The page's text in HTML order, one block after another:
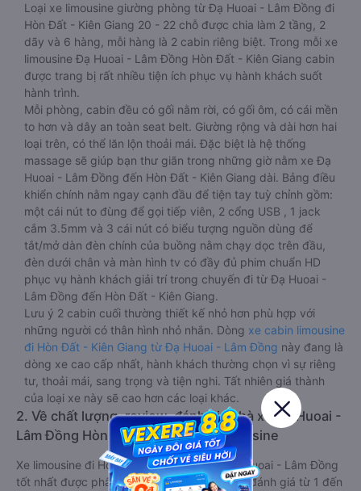
Loại xe limousine giường phòng từ Đạ Huoai - Lâm Đồng đi
Hòn Đất - Kiên Giang 20 - 22 chỗ được chia làm 2 tầng, 2
dãy và 6 hàng, mỗi hàng là 2 cabin riêng biệt. Trong mỗi xe
limousine Đạ Huoai - Lâm Đồng Hòn Đất - Kiên Giang cabin
được trang bị rất nhiều tiện ích phục vụ hành khách suốt
hành trình.
Mỗi phòng, cabin đều có gối nằm rời, có gối ôm, có cái mền
to hơn và dây an toàn seat belt. Giường rộng và dài hơn hai
loại trên, có thể lăn lộn thoải mái. Đặc biệt là hệ thống
massage sẽ giúp bạn thư giãn trong những giờ nằm xe Đạ
Huoai - Lâm Đồng đến Hòn Đất - Kiên Giang dài. Bảng điều
khiển chính nằm ngay cạnh đầu để tiện tay tuỳ chỉnh gồm:
một cái nút to đùng để gọi tiếp viên, 2 cổng USB , 1 jack
cắm 3.5mm và 3 cái nút có biểu tượng nguồn dùng để
tắt/mở dàn đèn chính của buồng nằm chạy dọc trên đầu,
đèn dưới chân và màn hình tv có đầy đủ phim chuẩn HD
phục vụ hành khách giải trí trong chuyến đi từ Đạ Huoai -
Lâm Đồng đến Hòn Đất - Kiên Giang.
Lưu ý 2 cabin cuối thường thiết kế nhỏ hơn phù hợp với
những người có thân hình nhỏ nhắn. Dòng xe cabin limousine
đi Hòn Đất - Kiên Giang từ Đạ Huoai - Lâm Đồng này đang là
dòng xe cao cấp nhất, hành khách thường chọn vì sự riêng
tư, thoải mái, sang trọng và tiện nghi. Tất nhiên giá thành
của loại xe này sẽ cao hơn các loại khác.
2. Về chất lượng, review, đánh giá nhà xe Đạ Huoai -
Lâm Đồng Hòn Đất - Kiên Giang limousine
Xe limousine đi Hòn Đất - Kiên Giang từ Đạ Huoai - Lâm Đồng
tốt nhất được phân loại chất lượng dựa trên đánh giá từ 1 đến